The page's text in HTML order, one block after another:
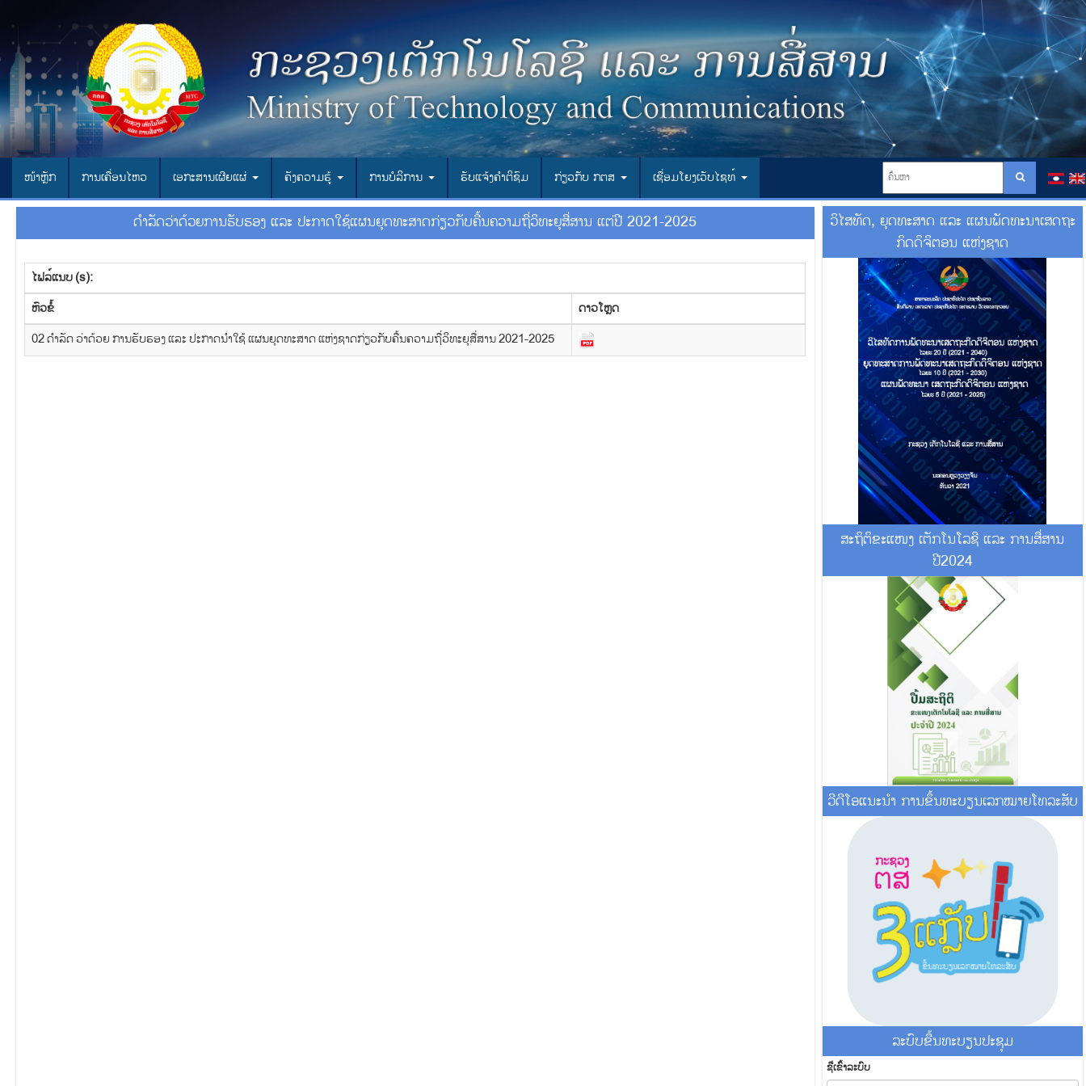
ໜ້າຫຼັກ ການເຄື່ອນໄຫວ ເອ​ກະ​ສານ​ເຜີຍ​ແຜ່ ຄັງຄວາມຮູ້ ການບໍລິການ ຮັບແຈ້ງຄຳຕິຊົມ ກ່ຽວກັບ ກຕສ ເຊື່ອມ​ໂຍງ​ເວັບ​ໄຊທ໌
ດໍາລັດວ່າດ້ວຍການຮັບຮອງ ແລະ ປະກາດໃຊ້ແຜນຍຸດທະສາດກ່ຽວກັບຄື້ນຄວາມຖີ່ວິທະຍຸສື່ສານ ແຕ່ປີ 2021-2025
ໄຟລ໌ແນບ (s):
​ຫົວ​ຂໍ້
ດາວ​ໂຫຼດ
02 ດໍາລັດ ວ່າດ້ວຍ ການຮັບຮອງ ແລະ ປະກາດນຳໃຊ້ ແຜນຍຸດທະສາດ ແຫ່ງຊາດກ່ຽວກັບຄື້ນຄວາມຖື່ວິທະຍຸສື່ສານ 2021-2025
ວິໄສທັດ, ຍຸດທະສາດ ແລະ ແຜນພັດທະນາເສດຖະ
ກິດດິຈິຕອນ ແຫ່ງຊາດ
ສະຖິຕິຂະແໜງ ເຕັກໂນໂລຊີ ແລະ ການສື່ສານ
ປີ2024
ວີດີໂອແນະນໍາ ການຂຶ້ນທະບຽນເລກໝາຍໂທລະສັບ
ລະ​ບົບ​ຂື້ນ​ທະ​ບຽນ​ປະ​ຊຸມ
ຊື່​ເຂົ້າ​ລະ​ບົບ